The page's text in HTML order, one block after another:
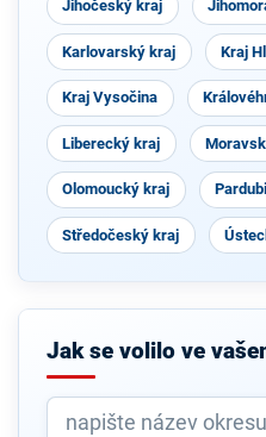
Jihočeský kraj
Karlovarský kraj Kraj
Kraj Vysočina
Liberecký kraj
Olomoucký kraj
Středočeský kraj
Jak se volilo ve